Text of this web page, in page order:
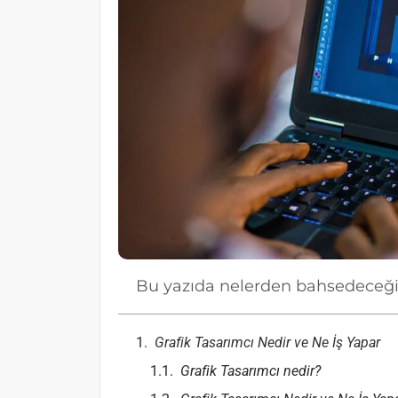
Bu yazıda nelerden
Grafik Tasarımcı Nedir ve Ne İş Yapar
Grafik Tasarımcı nedir?